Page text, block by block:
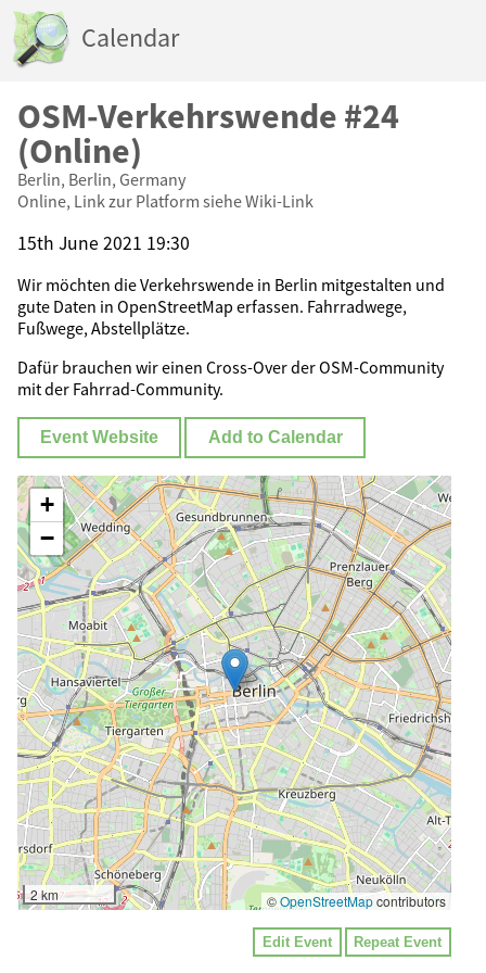
Calendar
OSM-Verkehrswende #24
(Online)
Berlin, Berlin, Germany
Online, Link zur Platform siehe Wiki-Link
15th June 2021 19:30
Wir möchten die Verkehrswende in Berlin mitgestalten und
gute Daten in OpenStreetMap erfassen. Fahrradwege,
Fußwege, Abstellplätze.
Dafür brauchen wir einen Cross-Over der OSM-Community
mit der Fahrrad-Community.
Event Website Add to Calendar
+
−
2 km ©OpenStreetMapcontributors
Edit Event Repeat Event